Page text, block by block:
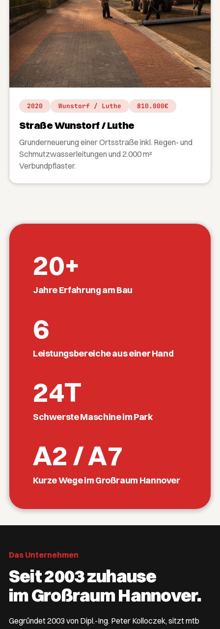
2020 Wunstorf / Luthe 810.000€
Straße Wunstorf / Luthe
Grunderneuerung einer Ortsstraße inkl. Regen- und
Schmutzwasserleitungen und 2.000 m²
Verbundpflaster.
20+
Jahre Erfahrung am Bau
6
Leistungsbereiche aus einer Hand
24T
Schwerste Maschine im Park
A2 / A7
Kurze Wege im Großraum Hannover
Das Unternehmen
Seit 2003 zuhause
im Großraum Hannover.
Gegründet 2003 von Dipl.-Ing. Peter Kolloczek, sitzt mtb